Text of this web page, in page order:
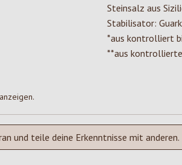
Steinsalz aus
Stabilisator:
*aus kontrolliert
**aus
und teile deine Erkenntnisse mit anderen.